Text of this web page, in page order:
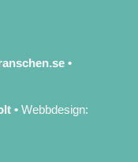
•
• Webbdesign: